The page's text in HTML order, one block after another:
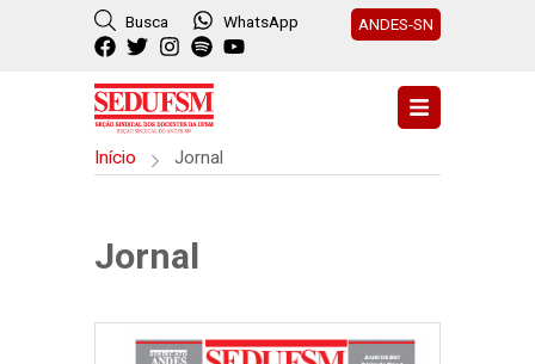
Busca WhatsApp ANDES-SN
Início Jornal
Jornal